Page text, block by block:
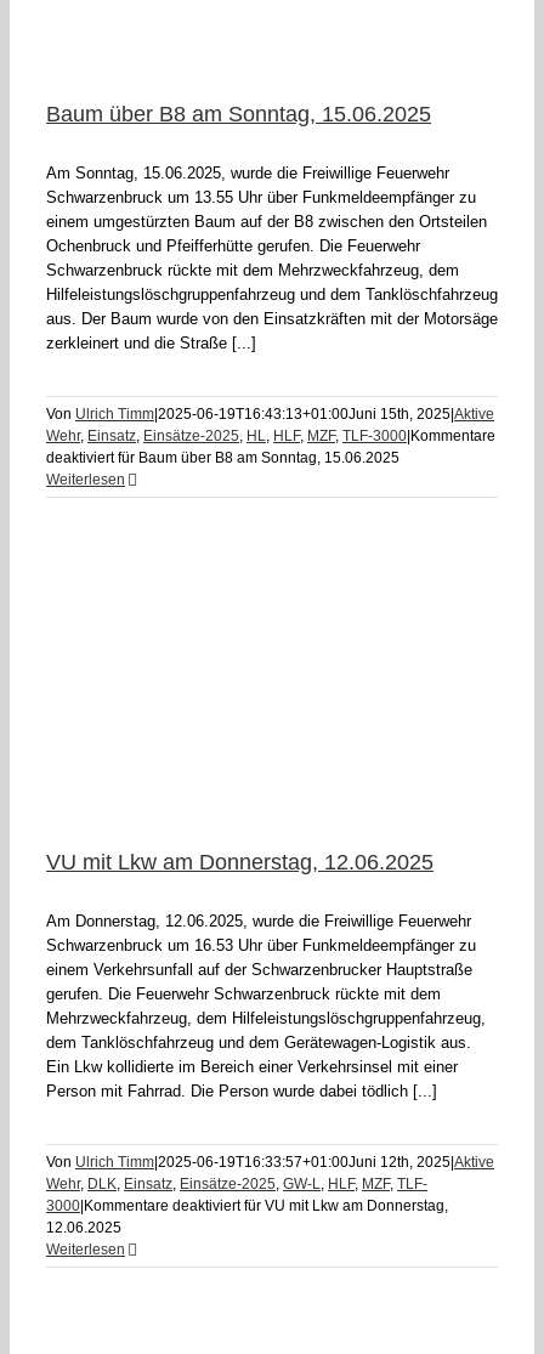
Baum über B8 am Sonntag, 15.06.2025
Am Sonntag, 15.06.2025, wurde die Freiwillige Feuerwehr
Schwarzenbruck um 13.55 Uhr über Funkmeldeempfänger zu
einem umgestürzten Baum auf der B8 zwischen den Ortsteilen
Ochenbruck und Pfeifferhütte gerufen. Die Feuerwehr
Schwarzenbruck rückte mit dem Mehrzweckfahrzeug, dem
Hilfeleistungslöschgruppenfahrzeug und dem Tanklöschfahrzeug
aus. Der Baum wurde von den Einsatzkräften mit der Motorsäge
zerkleinert und die Straße [...]
Von Ulrich Timm 2025-06-19T16:43:13+01:00Juni 15th, 2025 Aktive
Wehr, Einsatz, Einsätze-2025, HL, HLF, MZF, TLF-3000 Kommentare
deaktiviertfür Baum über B8 am Sonntag, 15.06.2025
Weiterlesen
VU mit Lkw am Donnerstag, 12.06.2025
Am Donnerstag, 12.06.2025, wurde die Freiwillige Feuerwehr
Schwarzenbruck um 16.53 Uhr über Funkmeldeempfänger zu
einem Verkehrsunfall auf der Schwarzenbrucker Hauptstraße
gerufen. Die Feuerwehr Schwarzenbruck rückte mit dem
Mehrzweckfahrzeug, dem Hilfeleistungslöschgruppenfahrzeug,
dem Tanklöschfahrzeug und dem Gerätewagen-Logistik aus.
Ein Lkw kollidierte im Bereich einer Verkehrsinsel mit einer
Person mit Fahrrad. Die Person wurde dabei tödlich [...]
Von Ulrich Timm 2025-06-19T16:33:57+01:00Juni 12th, 2025 Aktive
Wehr, DLK, Einsatz, Einsätze-2025, GW-L, HLF, MZF, TLF-
3000 Kommentare deaktiviertfür VU mit Lkw am Donnerstag,
12.06.2025
Weiterlesen